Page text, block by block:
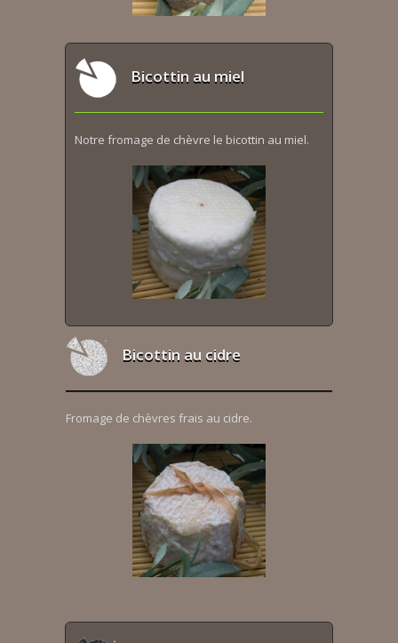
Bicottin au miel
Notre fromage de chèvre le bicottin au miel.
Bicottin au cidre
Fromage de chèvres frais au cidre.